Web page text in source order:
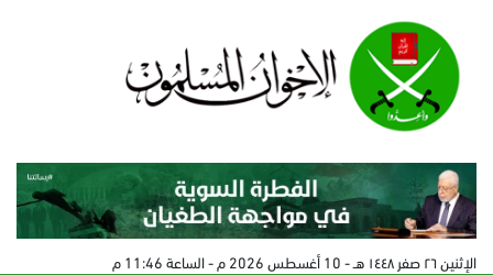
الإثنين ٢٦ صفر ١٤٤٨ هـ - 10 أغسطس 2026 م - الساعة 11:46 م